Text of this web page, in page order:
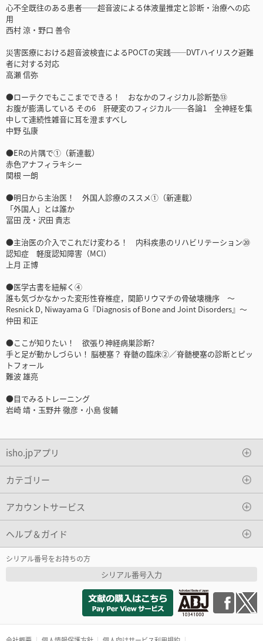
心不全既往のある患者──超音波による体液量推定と診断・治療への応
用
西村 涼・野口 善令
災害医療における超音波検査によるPOCTの実践──DVTハイリスク避難
者に対する対応
高瀬 信弥
●ローテクでもここまでできる！ おなかのフィジカル診断塾⑬
お腹が膨満している その6 肝硬変のフィジカル──各論1 全神経を集
中して連続性雑音に耳を澄ますべし
中野 弘康
●ERの片隅で①（新連載）
赤色アナフィラキシー
関根 一朗
●明日から主治医！ 外国人診療のススメ①（新連載）
「外国人」とは誰か
冨田 茂・沢田 貴志
●主治医の介入でこれだけ変わる！ 内科疾患のリハビリテーション⑳
認知症 軽度認知障害（MCI）
上月 正博
●医学古書を紐解く④
誰も気づかなかった変形性脊椎症，関節リウマチの骨破壊機序 ～
Resnick D, Niwayama G『Diagnosis of Bone and Joint Disorders』～
仲田 和正
●ここが知りたい！ 欲張り神経病巣診断?
手と足が動かしづらい！ 脳梗塞？ 脊髄の臨床②／脊髄梗塞の診断とピッ
トフォール
難波 雄亮
●目でみるトレーニング
岩崎 靖・玉野井 徹彦・小島 俊輔
isho.jpアプリ
カテゴリー
アカウントサービス
ヘルプ＆ガイド
シリアル番号をお持ちの方
シリアル番号入力